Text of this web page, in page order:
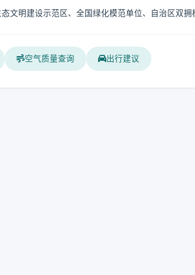
文明建设示范区、全国绿化模范单位、自治区双拥
空气质量查询 出行建议